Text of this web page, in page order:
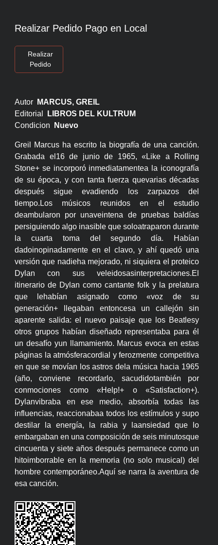
Realizar Pedido Pago en Local
Realizar
Pedido
Autor
MARCUS, GREIL
Editorial
LIBROS DEL KULTRUM
Condicion
Nuevo
Greil Marcus ha escrito la biografía de una canción.
Grabada el16 de junio de 1965, «Like a Rolling
Stone+ se incorporó inmediatamentea la iconografía
de su época, y con tanta fuerza quevarias décadas
después sigue evadiendo los zarpazos del
tiempo.Los músicos reunidos en el estudio
deambularon por unaveintena de pruebas baldías
persiguiendo algo inasible que soloatraparon durante
la cuarta toma del segundo día. Habían
dadoinopinadamente en el clavo, y ahí quedó una
versión que nadieha mejorado, ni siquiera el proteico
Dylan con sus veleidosasinterpretaciones.El
itinerario de Dylan como cantante folk y la prelatura
que lehabían asignado como «voz de su
generación+ llegaban entoncesa un callejón sin
aparente salida: el nuevo paisaje que los Beatlesy
otros grupos habían diseñado representaba para él
un desafío yun llamamiento. Marcus evoca en estas
páginas la atmósferacordial y ferozmente competitiva
en que se movían los astros dela música hacia 1965
(año, conviene recordarlo, sacudidotambién por
conmociones como «Help!+ o «Satisfaction+).
Dylanvibraba en ese medio, absorbía todas las
influencias, reaccionabaa todos los estímulos y supo
destilar la energía, la rabia y laansiedad que lo
embargaban en una composición de seis minutosque
cincuenta y siete años después permanece como un
hitoimborrable en la memoria (no solo musical) del
hombre contemporáneo.Aquí se narra la aventura de
esa canción.